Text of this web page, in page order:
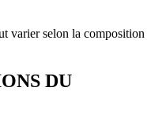
varier selon la composition
DU